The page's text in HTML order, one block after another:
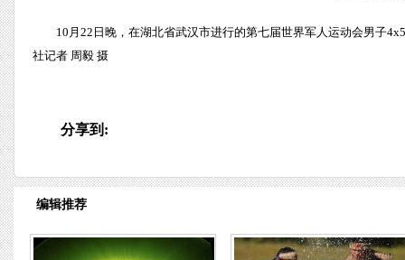
10月22日晚，在湖北省武汉市进行的第七届世界军人运动会男子
社记者 周毅 摄
分享到:
编辑推荐